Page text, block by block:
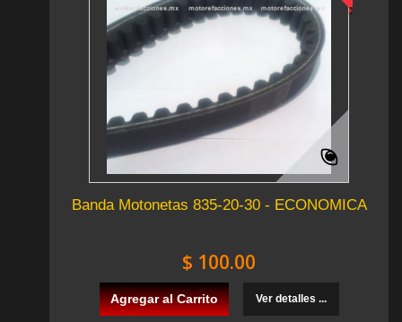
Banda Motonetas 835-20-30 - ECONOMICA
$ 100.00
Agregar al Carrito Ver detalles ...